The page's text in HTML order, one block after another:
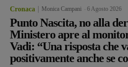
Cronaca Monica Campani 6 Agosto 2026
Punto Nascita, no alla
Ministero apre al
Vadi: “Una risposta che
positivamente anche se